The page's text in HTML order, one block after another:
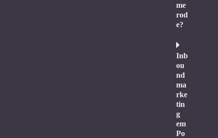
me
rod
e?
Inb
ou
nd
ma
rke
tin
g
em
Po